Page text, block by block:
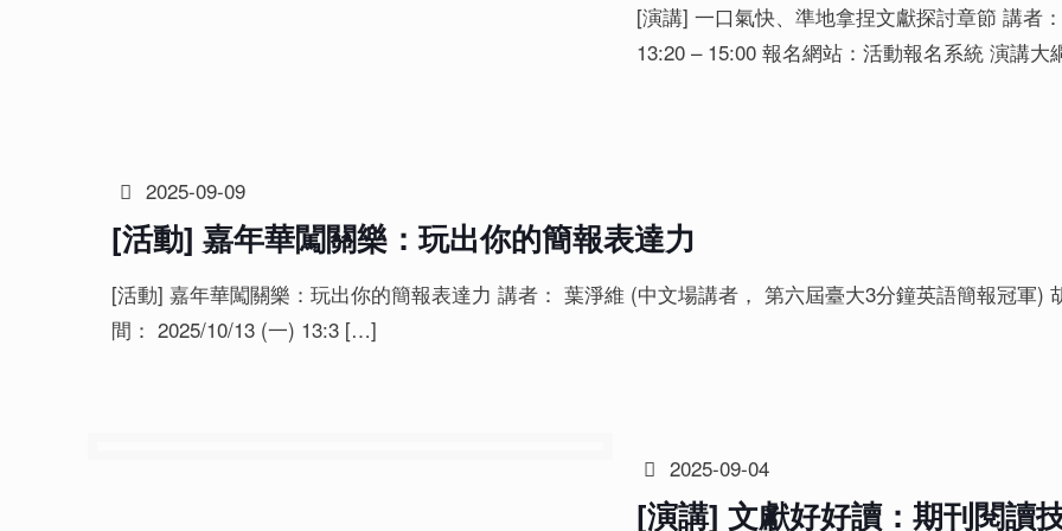
[演講] 一口氣快、準地拿捏文獻探討章節 講者
13:20 – 15:00 報名網站：活動報名系統 演講
2025-09-09
[活動] 嘉年華闖關樂：玩出你的簡報表達力
[活動] 嘉年華闖關樂：玩出你的簡報表達力 講者： 葉淨維 (中文場講者， 第六屆臺大3分鐘英語簡報冠軍)
間： 2025/10/13 (一) 13:3 […]
2025-09-04
[演講] 文獻好好讀：期刊閱讀